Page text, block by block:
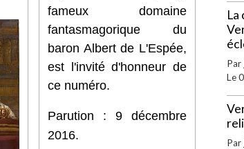
fameux domaine
fantasmagorique du
baron Albert de L'Espée,
est l'invité d'honneur de
ce numéro.
Parution : 9 décembre
2016.
La
Par
Le
Par